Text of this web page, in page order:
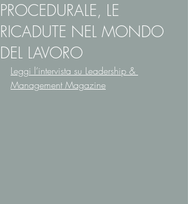
PROCEDURALE, LE
RICADUTE NEL MONDO
DEL LAVORO
Leggi l’intervista su Leadership &
Management Magazine